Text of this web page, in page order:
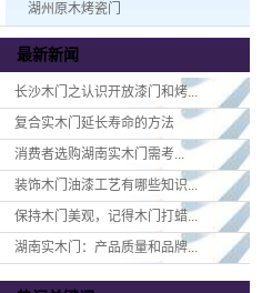
湖州原木烤瓷门
最新新闻
长沙木门之认识开放漆门和烤...
复合实木门延长寿命的方法
消费者选购湖南实木门​需考...
装饰木门油漆工艺有哪些知识...
保持木门美观，记得木门打蜡...
湖南实木门：产品质量和品牌...